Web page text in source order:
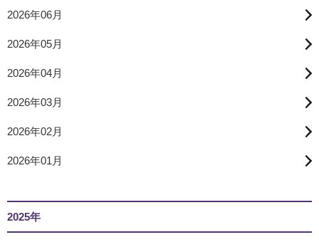
2026年06月
2026年05月
2026年04月
2026年03月
2026年02月
2026年01月
2025年